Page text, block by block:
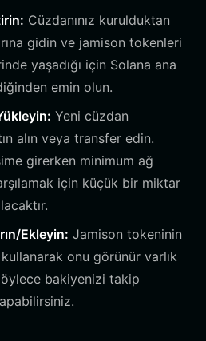
Cüzdanınız kurulduktan
gidin ve jamison tokenleri
yaşadığı için Solana ana
emin olun.
Yeni cüzdan
alın veya transfer edin.
girerken minimum ağ
için küçük bir miktar
Ekleyin: Jamison tokeninin
onu görünür varlık
bakiyenizi takip